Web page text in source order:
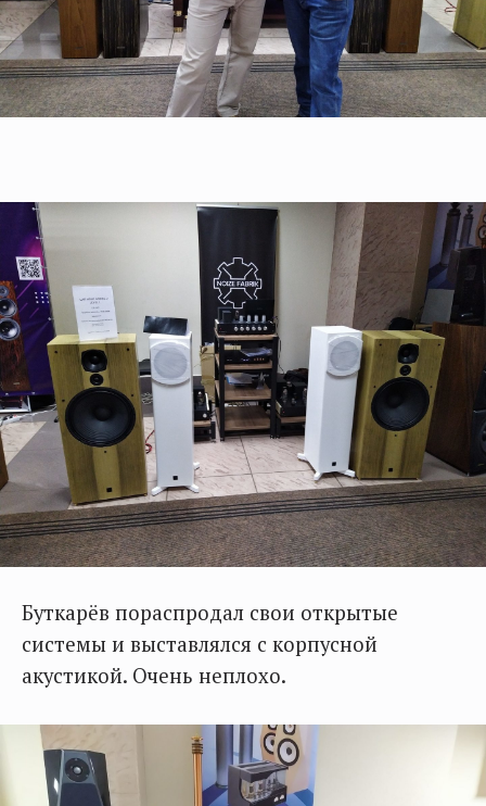
Буткарёв пораспродал свои открытые
системы и выставлялся с корпусной
акустикой. Очень неплохо.